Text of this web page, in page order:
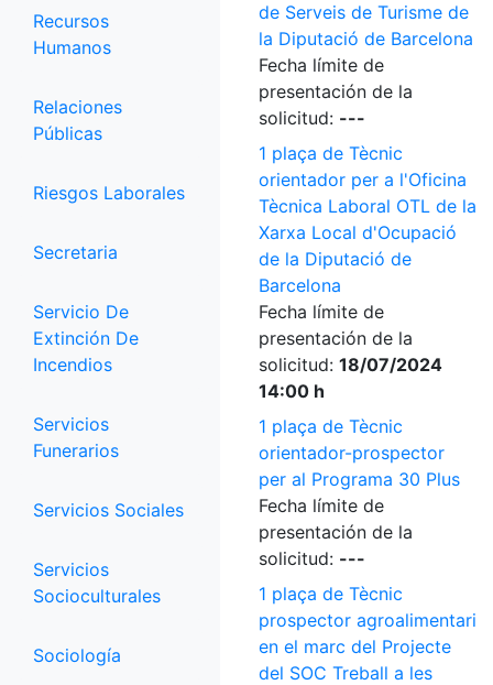
Recursos
Humanos
Relaciones
Públicas
Riesgos Laborales
Secretaria
Servicio De
Extinción De
Incendios
Servicios
Funerarios
Servicios Sociales
Servicios
Socioculturales
Sociología
de Serveis de Turisme de
la Diputació de Barcelona
Fecha límite de
presentación de la
solicitud: ---
1 plaça de Tècnic
orientador per a l'Oficina
Tècnica Laboral OTL de la
Xarxa Local d'Ocupació
de la Diputació de
Barcelona
Fecha límite de
presentación de la
solicitud: 18/07/2024
14:00 h
1 plaça de Tècnic
orientador-prospector
per al Programa 30 Plus
Fecha límite de
presentación de la
solicitud: ---
1 plaça de Tècnic
prospector agroalimentari
en el marc del Projecte
del SOC Treball a les